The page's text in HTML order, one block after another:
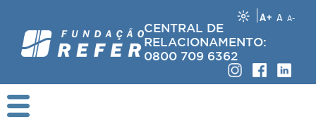
A+ A A-
CENTRAL DE
RELACIONAMENTO:
0800 709 6362